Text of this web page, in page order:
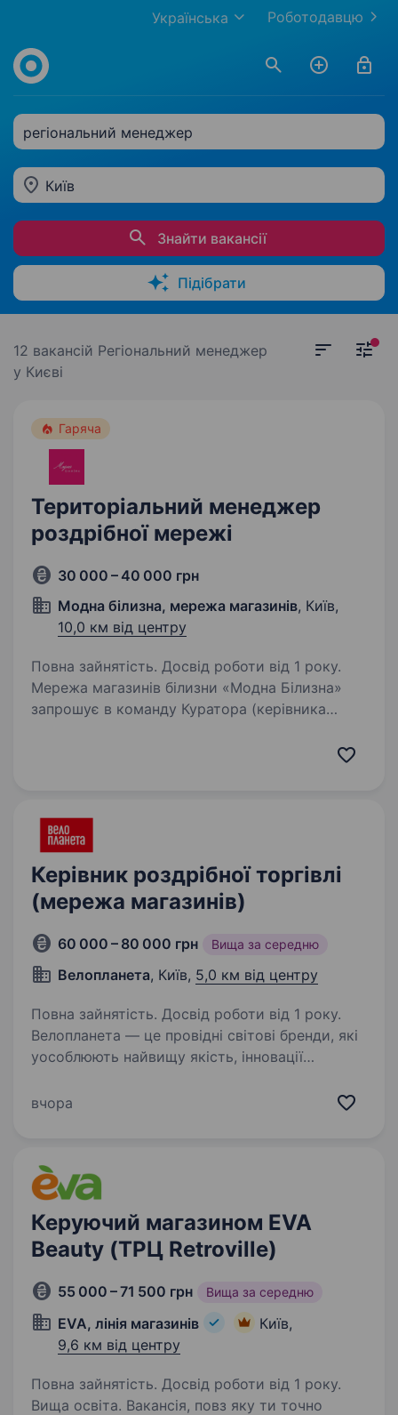
Роботодавцю
Українська
регіональний менеджер
Київ
Знайти вакансії
Підібрати
12 вакансій Регіональний менеджер
у Києві
Гаряча
Територіальний менеджер
роздрібної мережі
30 000 – 40 000 грн
Модна білизна, мережа магазинів, Київ,
10,0 км від центру
Повна зайнятість. Досвід роботи від 1 року.
Мережа магазинів білизни «Модна Білизна»
запрошує в команду Куратора (керівника
Керівник роздрібної торгівлі
(мережа магазинів)
60 000 – 80 000 грн Вища за середню
Велопланета, Київ, 5,0 км від центру
Повна зайнятість. Досвід роботи від 1 року.
Велопланета — це провідні світові бренди, які
уособлюють найвищу якість, інновації
задоволення від кожного оберту педалі. Наша
вчора
Керуючий магазином EVA
Beauty (ТРЦ Retroville)
55 000 – 71 500 грн Вища за середню
EVA, лінія магазинів
Київ,
9,6 км від центру
Повна зайнятість. Досвід роботи від 1 року.
Вища освіта. Вакансія, повз яку ти точно